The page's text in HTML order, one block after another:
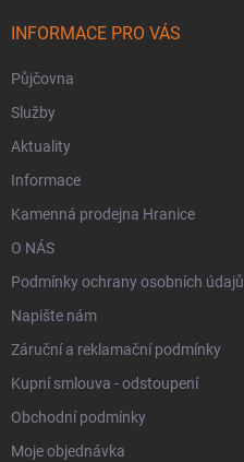
INFORMACE PRO VÁS
Půjčovna
Služby
Aktuality
Informace
Kamenná prodejna Hranice
O NÁS
Podmínky ochrany osobních údajů
Napište nám
Záruční a reklamační podmínky
Kupní smlouva - odstoupení
Obchodní podmínky
Moje objednávka